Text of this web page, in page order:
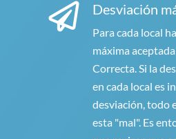
Desviación
Para cada local
máxima
Correcta. Si la
en cada local es
desviación, todo
esta "mal". Es